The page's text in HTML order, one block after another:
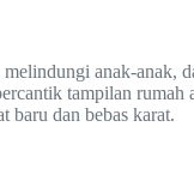
anak-anak,
tampilan rumah
baru dan bebas karat.